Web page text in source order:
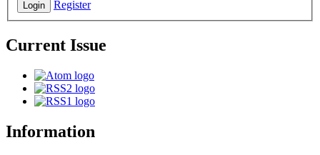
Login Register
Current Issue
Information